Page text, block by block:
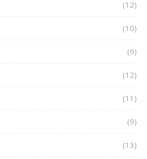
(12)
(10)
(9)
(12)
(11)
(9)
(13)